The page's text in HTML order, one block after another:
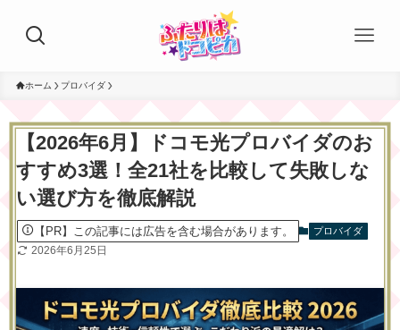
ホーム プロバイダ
【2026年6月】ドコモ光プロバイダのお
すすめ3選！全21社を比較して失敗しな
い選び方を徹底解説
【PR】この記事には広告を含む場合があります。 プロバイダ
2026年6月25日